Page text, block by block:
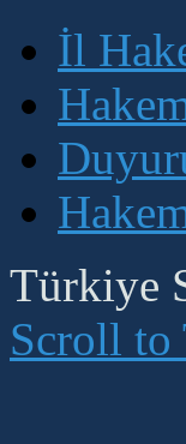
İl
Türkiye
Scroll to